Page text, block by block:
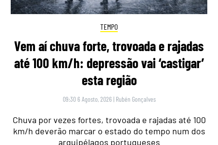
TEMPO
Vem aí chuva forte, trovoada e rajadas
até 100 km/h: depressão vai ‘castigar’
esta região
09:30 6 Agosto, 2026 | Rubén Gonçalves
Chuva por vezes fortes, trovoada e rajadas até 100
km/h deverão marcar o estado do tempo num dos
arquipélagos portugueses